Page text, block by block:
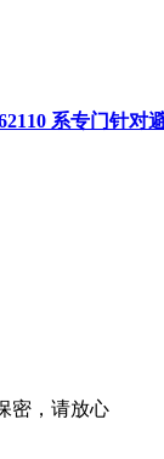
系专门针对
密，请放心